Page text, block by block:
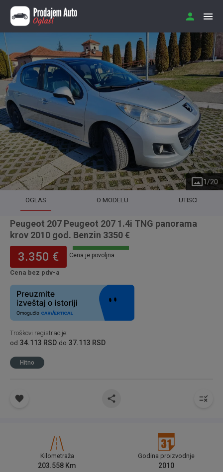
1/20
OGLAS O MODELU UTISCI
Peugeot 207 Peugeot 207 1.4i TNG panorama
krov 2010 god. Benzin 3350 €
3.350 €
Cena bez pdv-a
Cena je povoljna
Troškovi registracije:
od 34.113 RSD do 37.113 RSD
Hitno
Kilometraža
203.558 Km
Godina proizvodnje
2010